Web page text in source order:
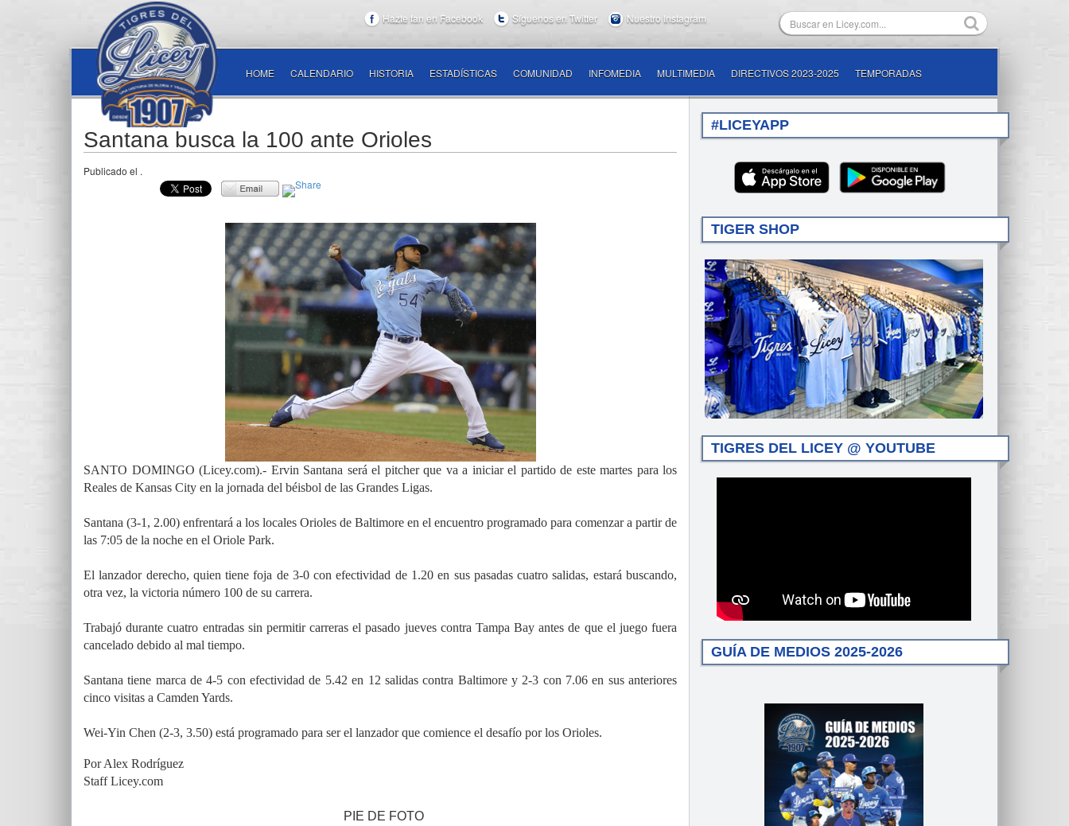
Hazte fan en Facebook Síguenos en Twitter Nuestro Instagram
HOME CALENDARIO HISTORIA ESTADÍSTICAS COMUNIDAD INFOMEDIA MULTIMEDIA DIRECTIVOS 2023-2025 TEMPORADAS
Santana busca la 100 ante Orioles
Publicado el .
SANTO DOMINGO (Licey.com).- Ervin Santana será el pitcher que va a iniciar el partido de este martes para los
Reales de Kansas City en la jornada del béisbol de las Grandes Ligas.
Santana (3-1, 2.00) enfrentará a los locales Orioles de Baltimore en el encuentro programado para comenzar a partir de
las 7:05 de la noche en el Oriole Park.
El lanzador derecho, quien tiene foja de 3-0 con efectividad de 1.20 en sus pasadas cuatro salidas, estará buscando,
otra vez, la victoria número 100 de su carrera.
Trabajó durante cuatro entradas sin permitir carreras el pasado jueves contra Tampa Bay antes de que el juego fuera
cancelado debido al mal tiempo.
Santana tiene marca de 4-5 con efectividad de 5.42 en 12 salidas contra Baltimore y 2-3 con 7.06 en sus anteriores
cinco visitas a Camden Yards.
Wei-Yin Chen (2-3, 3.50) está programado para ser el lanzador que comience el desafío por los Orioles.
Por Alex Rodríguez
Staff Licey.com
PIE DE FOTO
#LICEYAPP
TIGER SHOP
TIGRES DEL LICEY @ YOUTUBE
GUÍA DE MEDIOS 2025-2026